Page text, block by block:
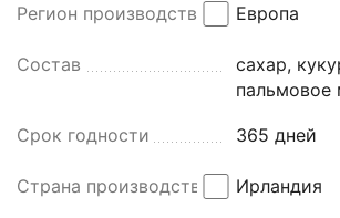
Регион производства Европа
Состав
сахар,
пальмовое
Срок годности 365 дней
Страна производства Ирландия